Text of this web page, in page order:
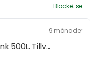
Blocket.se
9 månader
500L. Tillv...